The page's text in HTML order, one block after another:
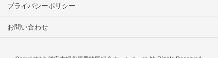
プライバシーポリシー
お問い合わせ